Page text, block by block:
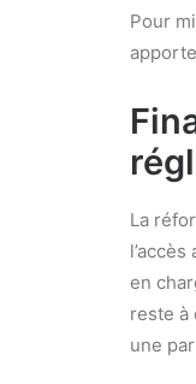
Pour
La
l’accès
en
reste à
une